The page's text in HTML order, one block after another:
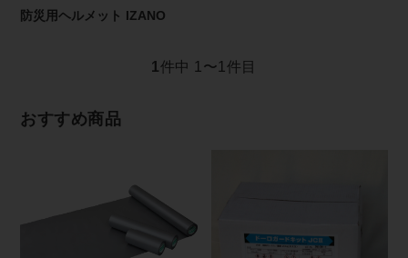
防災用ヘルメット IZANO
1件中 1〜1件目
おすすめ商品